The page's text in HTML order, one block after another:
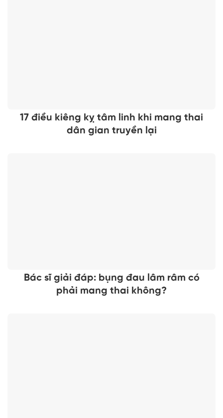
17 điều kiêng kỵ tâm linh khi mang thai
dân gian truyền lại
Bác sĩ giải đáp: bụng đau lâm râm có
phải mang thai không?